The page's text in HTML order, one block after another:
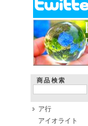
商品検索
ア行
アイオライト